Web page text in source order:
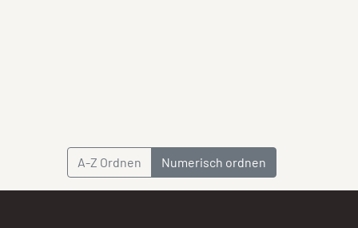
A-Z Ordnen Numerisch ordnen